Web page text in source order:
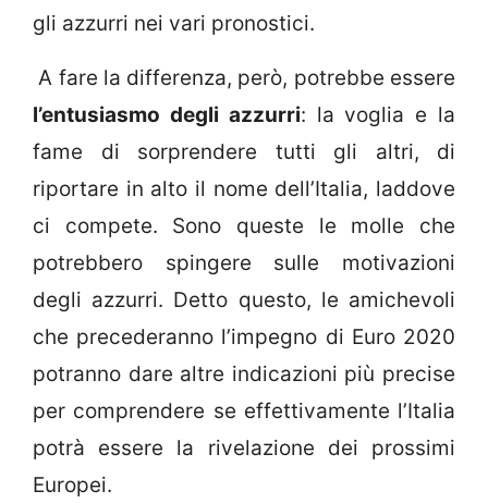
gli azzurri nei vari pronostici.
A fare la differenza, però, potrebbe essere
l’entusiasmo degli azzurri: la voglia e la
fame di sorprendere tutti gli altri, di
riportare in alto il nome dell’Italia, laddove
ci compete. Sono queste le molle che
potrebbero spingere sulle motivazioni
degli azzurri. Detto questo, le amichevoli
che precederanno l’impegno di Euro 2020
potranno dare altre indicazioni più precise
per comprendere se effettivamente l’Italia
potrà essere la rivelazione dei prossimi
Europei.